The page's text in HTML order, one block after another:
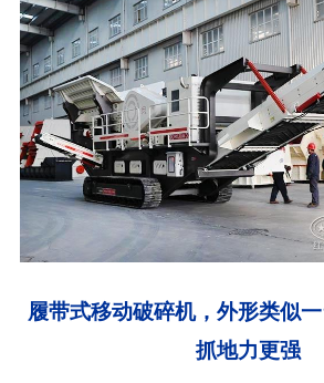
履带式移动破碎机，外形类似
抓地力更强